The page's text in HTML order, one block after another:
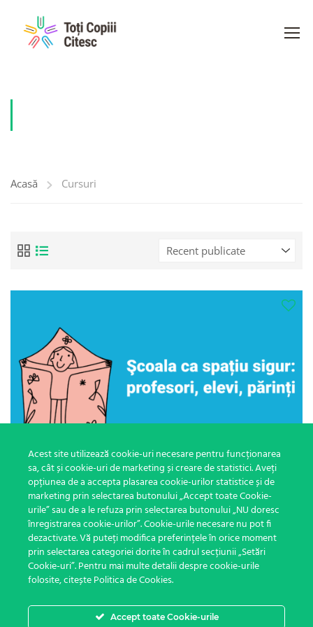
Acasă Cursuri
Borbe Laura
Atașamentul în sala de clasă
42 100 Gratuit
1 2 3
Acest site utilizează cookie-uri necesare pentru funcționarea
sa, cât și cookie-uri de marketing și creare de statistici. Aveți
opțiunea de a accepta plasarea cookie-urilor statistice și de
marketing prin selectarea butonului „Accept toate Cookie-
urile” sau de a le refuza prin selectarea butonului „NU doresc
înregistrarea cookie-urilor”. Cookie-urile necesare nu pot fi
dezactivate. Vă puteți modifica preferințele în orice moment
prin selectarea categoriei dorite în cadrul secțiunii „Setări
Cookie-uri”. Pentru mai multe detalii despre cookie-urile
folosite, citește Politica de Cookies.
Accept toate Cookie-urile